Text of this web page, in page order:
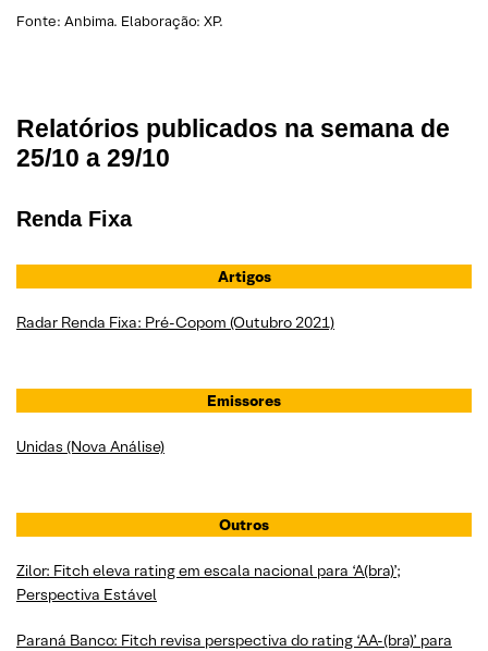
Fonte: Anbima. Elaboração: XP.
Relatórios publicados na semana de
25/10 a 29/10
Renda Fixa
Artigos
Radar Renda Fixa: Pré-Copom (Outubro 2021)
Emissores
Unidas (Nova Análise)
Outros
Zilor: Fitch eleva rating em escala nacional para ‘A(bra)’;
Perspectiva Estável
Paraná Banco: Fitch revisa perspectiva do rating ‘AA-(bra)’ para